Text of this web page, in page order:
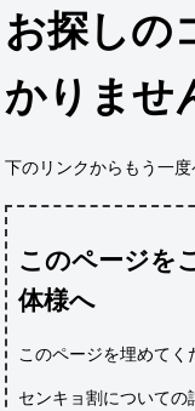
お探しの
かりませ
下のリンクからもう一度
このページを
体様へ
このページを埋めて
センキョ割についての